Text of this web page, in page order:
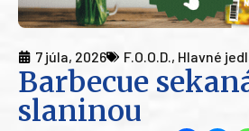
7 júla, 2026 F.O.O.D., Hlavné
Barbecue
slaninou